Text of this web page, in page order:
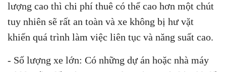
lượng cao thì chi phí thuê có thể cao hơn một chút
tuy nhiên sẽ rất an toàn và xe không bị hư vặt
khiến quá trình làm việc liên tục và năng suất cao.
- Số lượng xe lớn: Có những dự án hoặc nhà máy